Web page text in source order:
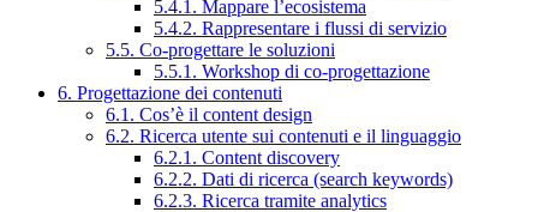
5.4.1. Mappare l’ecosistema
5.4.2. Rappresentare i flussi di servizio
5.5. Co-progettare le soluzioni
5.5.1. Workshop di co-progettazione
6. Progettazione dei contenuti
6.1. Cos’è il content design
6.2. Ricerca utente sui contenuti e il linguaggio
6.2.1. Content discovery
6.2.2. Dati di ricerca (search keywords)
6.2.3. Ricerca tramite analytics